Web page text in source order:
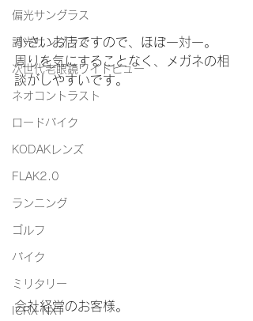
偏光サングラス
調光サングラス
次世代老眼鏡ワイドビュー
ネオコントラスト
ロードバイク
KODAKレンズ
FLAK2.0
ランニング
ゴルフ
バイク
ミリタリー
ICRX NXT
小さいお店ですので、ほぼ一対一。
周りを気にすることなく、メガネの相
談がしやすいです。
会社経営のお客様。